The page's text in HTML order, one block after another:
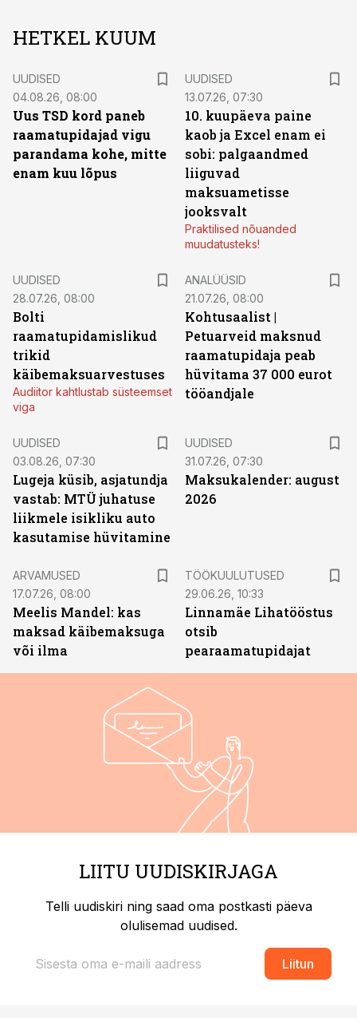
HETKEL KUUM
UUDISED
04.08.26, 08:00
Uus TSD kord paneb
raamatupidajad vigu
parandama kohe, mitte
enam kuu lõpus
UUDISED
13.07.26, 07:30
10. kuupäeva paine
kaob ja Excel enam ei
sobi: palgaandmed
liiguvad
maksuametisse
jooksvalt
Praktilised nõuanded
muudatusteks!
UUDISED
28.07.26, 08:00
Bolti
raamatupidamislikud
trikid
käibemaksuarvestuses
Audiitor kahtlustab süsteemset
viga
ANALÜÜSID
21.07.26, 08:00
Kohtusaalist |
Petuarveid maksnud
raamatupidaja peab
hüvitama 37 000 eurot
tööandjale
UUDISED
03.08.26, 07:30
Lugeja küsib, asjatundja
vastab: MTÜ juhatuse
liikmele isikliku auto
kasutamise hüvitamine
UUDISED
31.07.26, 07:30
Maksukalender: august
2026
ARVAMUSED
17.07.26, 08:00
Meelis Mandel: kas
maksad käibemaksuga
või ilma
TÖÖKUULUTUSED
29.06.26, 10:33
Linnamäe Lihatööstus
otsib
pearaamatupidajat
LIITU UUDISKIRJAGA
Telli uudiskiri ning saad oma postkasti päeva
olulisemad uudised.
Liitun